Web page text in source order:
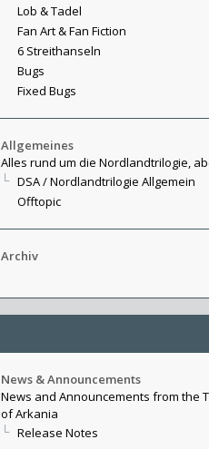
Lob & Tadel
Fan Art & Fan Fiction
6 Streithanseln
Bugs
Fixed Bugs
Allgemeines
Alles rund um die Nordlandtrilogie,
DSA / Nordlandtrilogie Allgemein
Offtopic
Archiv
News & Announcements
News and Announcements from the
of Arkania
Release Notes